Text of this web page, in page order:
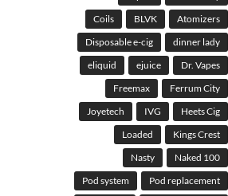
Atomizers
BLVK
Coils
dinner lady
Disposable e-cig
Dr. Vapes
ejuice
eliquid
Ferrum City
Freemax
Heets Cig
IVG
Joyetech
Kings Crest
Loaded
Naked 100
Nasty
Pod replacement
Pod system